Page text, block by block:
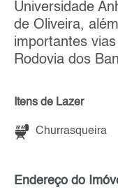
Universidade
de Oliveira,
importantes
Rodovia dos
Itens de Lazer
Churrasqueira
Endereço do